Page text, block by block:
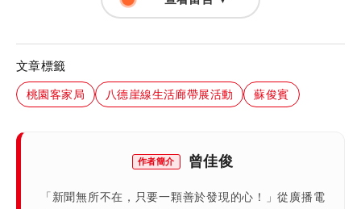
文章標籤
桃園客家局 八德崖線生活廊帶展活動 蘇俊賓
作者簡介 曾佳俊
「新聞無所不在，只要一顆善於發現的心！」從廣播電